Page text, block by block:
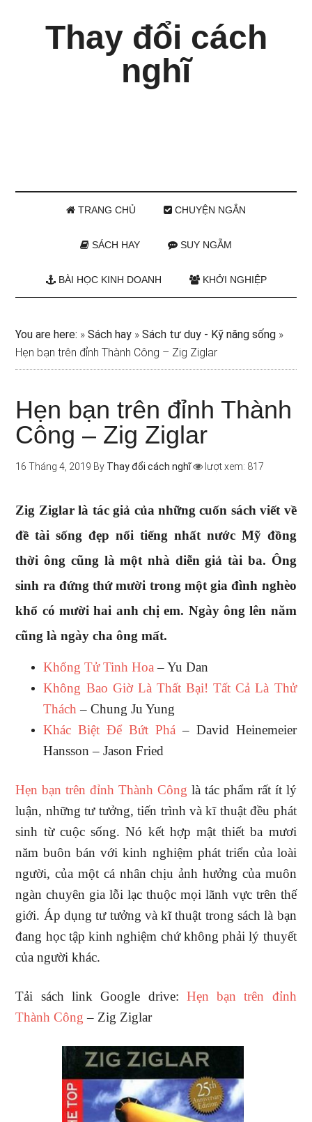
Thay đổi cách
nghĩ
TRANG CHỦ CHUYỆN NGẮN
SÁCH HAY SUY NGẪM
BÀI HỌC KINH DOANH KHỞI NGHIỆP
You are here: »Sách hay »Sách tư duy - Kỹ năng sống »
Hẹn bạn trên đỉnh Thành Công – Zig Ziglar
Hẹn bạn trên đỉnh Thành
Công – Zig Ziglar
16 Tháng 4, 2019 By Thay đổi cách nghĩ lượt xem: 817
Zig Ziglar là tác giả của những cuốn sách viết về
đề tài sống đẹp nổi tiếng nhất nước Mỹ đồng
thời ông cũng là một nhà diễn giả tài ba. Ông
sinh ra đứng thứ mười trong một gia đình nghèo
khổ có mười hai anh chị em. Ngày ông lên năm
cũng là ngày cha ông mất.
Khổng Tử Tinh Hoa – Yu Dan
Không Bao Giờ Là Thất Bại! Tất Cả Là Thử
Thách – Chung Ju Yung
Khác Biệt Để Bứt Phá – David Heinemeier
Hansson – Jason Fried
Hẹn bạn trên đỉnh Thành Công là tác phẩm rất ít lý
luận, những tư tưởng, tiến trình và kĩ thuật đều phát
sinh từ cuộc sống. Nó kết hợp mật thiết ba mươi
năm buôn bán với kinh nghiệm phát triển của loài
người, của một cá nhân chịu ảnh hưởng của muôn
ngàn chuyên gia lỗi lạc thuộc mọi lãnh vực trên thế
giới. Áp dụng tư tưởng và kĩ thuật trong sách là bạn
đang học tập kinh nghiệm chứ không phải lý thuyết
của người khác.
Tải sách link Google drive: Hẹn bạn trên đỉnh
Thành Công – Zig Ziglar